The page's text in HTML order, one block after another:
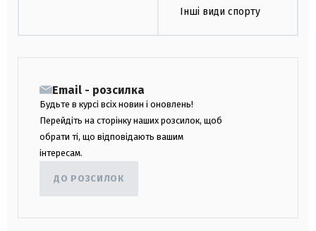
Інші види спорту
Email - розсилка
Будьте в курсі всіх новин і оновлень!
Перейдіть на сторінку наших розсилок, щоб
обрати ті, що відповідають вашим
інтересам.
ДО РОЗСИЛОК